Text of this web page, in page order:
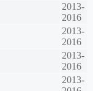
2013-
2016
2013-
2016
2013-
2016
2013-